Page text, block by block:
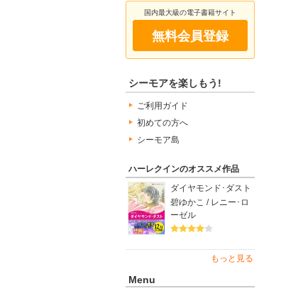
国内最大級の電子書籍サイト
無料会員登録
シーモアを楽しもう!
ご利用ガイド
初めての方へ
シーモア島
ハーレクインのオススメ作品
ダイヤモンド･ダスト
碧ゆかこ / レニー･ロ
ーゼル
もっと見る
Menu